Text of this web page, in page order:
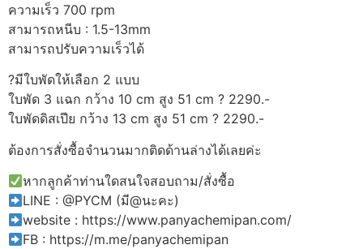
ความเร็ว 700 rpm
สามารถหนีบ : 1.5-13mm
สามารถปรับความเร็วได้
?มีใบพัดให้เลือก 2 แบบ
ใบพัด 3 แฉก กว้าง 10 cm สูง 51 cm ? 2290.-
ใบพัดดิสเปีย กว้าง 13 cm สูง 51 cm ? 2290.-
ต้องการสั่งซื้อจำนวนมากติดด้านล่างได้เลยค่ะ
หากลูกค้าท่านใดสนใจสอบถาม/สั่งซื้อ
LINE : @PYCM (มี@นะคะ)
website : https://www.panyachemipan.com/
FB : https://m.me/panyachemipan